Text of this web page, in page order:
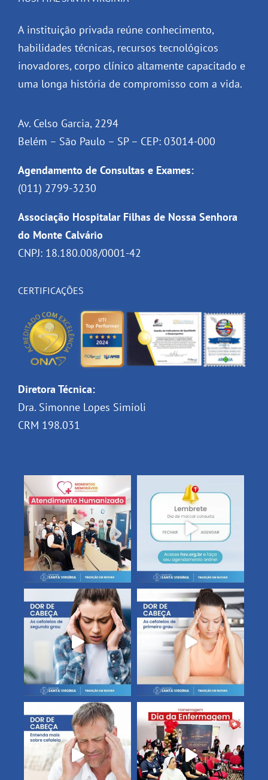
A instituição privada reúne conhecimento,
habilidades técnicas, recursos tecnológicos
inovadores, corpo clínico altamente capacitado e
uma longa história de compromisso com a vida.
Av. Celso Garcia, 2294
Belém – São Paulo – SP – CEP: 03014-000
Agendamento de Consultas e Exames:
(011) 2799-3230
Associação Hospitalar Filhas de Nossa Senhora
do Monte Calvário
CNPJ: 18.180.008/0001-42
CERTIFICAÇÕES
Diretora Técnica:
Dra. Simonne Lopes Simioli
CRM 198.031